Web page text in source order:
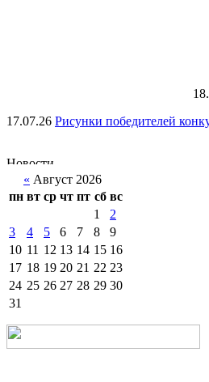
17.07.26 Рисунки победителей
« Август 2026
пн вт ср чт пт сб вс
1
2
3
4 5 6 7 8
9
10 11 12 13 14 15 16
17 18 19 20 21 22 23
24 25 26 27 28 29 30
31